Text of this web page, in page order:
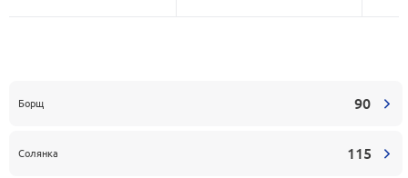
Борщ 90
Солянка 115